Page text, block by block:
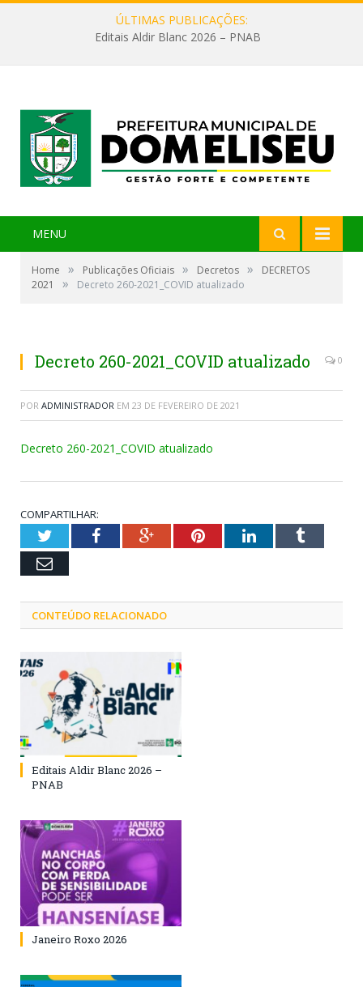
ÚLTIMAS PUBLICAÇÕES:
Editais Aldir Blanc 2026 – PNAB
MENU
Home » Publicações Oficiais » Decretos »
DECRETOS
2021
» Decreto 260-2021_COVID atualizado
Decreto 260-2021_COVID atualizado 0
POR ADMINISTRADOR EM 23 DE FEVEREIRO DE 2021
Decreto 260-2021_COVID atualizado
COMPARTILHAR:
TwitterFacebookGoogle+PinterestLinkedInTumblr
Email
CONTEÚDO RELACIONADO
Editais Aldir Blanc 2026 –
PNAB
Janeiro Roxo 2026